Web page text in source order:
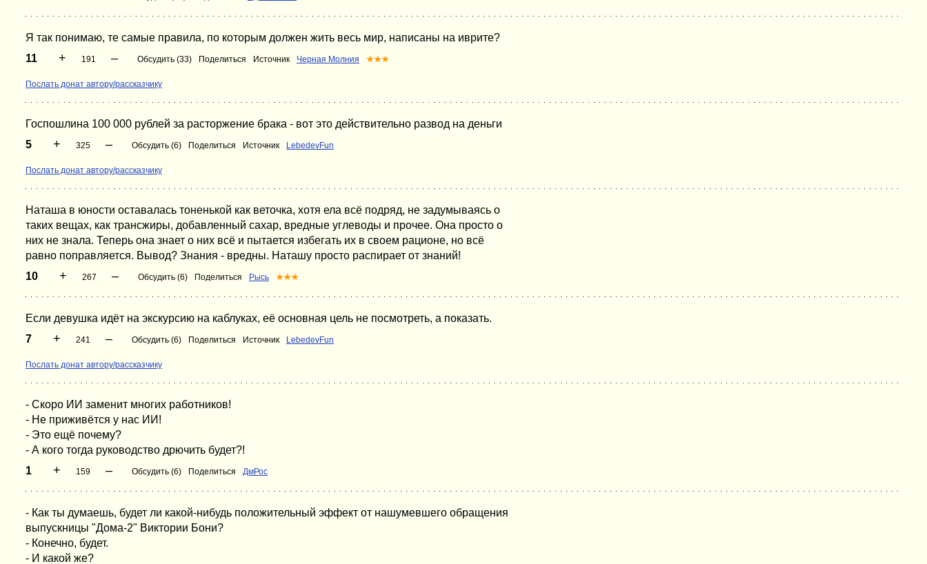
Я так понимаю, те самые правила, по которым должен жить весь мир, написаны на иврите?
11
+ 191 – Обсудить (33) Поделиться Источник Черная Молния ★★★
Послать донат автору/рассказчику
Госпошлина 100 000 рублей за расторжение брака - вот это действительно развод на деньги
5
+ 325 – Обсудить (6) Поделиться Источник LebedevFun
Послать донат автору/рассказчику
Наташа в юности оставалась тоненькой как веточка, хотя ела всё подряд, не задумываясь о
таких вещах, как трансжиры, добавленный сахар, вредные углеводы и прочее. Она просто о
них не знала. Теперь она знает о них всё и пытается избегать их в своем рационе, но всё
равно поправляется. Вывод? Знания - вредны. Наташу просто распирает от знаний!
10
+ 267 – Обсудить (6) Поделиться Рысь ★★★
Если девушка идёт на экскурсию на каблуках, её основная цель не посмотреть, а показать.
7
+ 241 – Обсудить (6) Поделиться Источник LebedevFun
Послать донат автору/рассказчику
- Скоро ИИ заменит многих работников!
- Не приживётся у нас ИИ!
- Это ещё почему?
- А кого тогда руководство дрючить будет?!
1
+ 159 – Обсудить (6) Поделиться ДмРос
- Как ты думаешь, будет ли какой-нибудь положительный эффект от нашумевшего обращения
выпускницы "Дома-2" Виктории Бони?
- Конечно, будет.
- И какой же?